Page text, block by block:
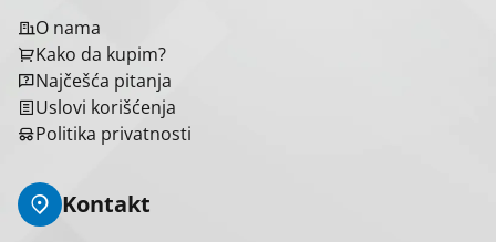
Izbriši sve
O nama
Kako da kupim?
Najčešća pitanja
Uslovi korišćenja
Politika privatnosti
Kontakt